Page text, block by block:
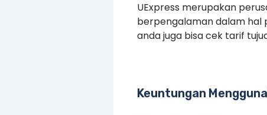
UExpress merupakan
berpengalaman dalam hal
anda juga bisa cek tarif
Keuntungan